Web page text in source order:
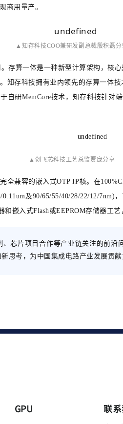
商用量产。
▲知存科技COO兼研发副总裁殷积磊分
存算一体是一种新型计算架构，核
存科技拥有业内领先的存算一体
研MemCore技术，知存科技针
▲ 创飞芯科技工艺总监贾宬分享
兼容的嵌入式OTP IP核。在
及90/65/55/40/28/22/12/7nm)
嵌入式Flash或EEPROM存储器工艺
芯片项目合作等产业链关注的前
思考，为中国集成电路产业发展贡献
GPU 联